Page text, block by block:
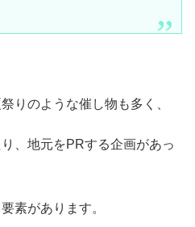
りのような催し物も多く、
、地元をPRする企画があっ
素があります。